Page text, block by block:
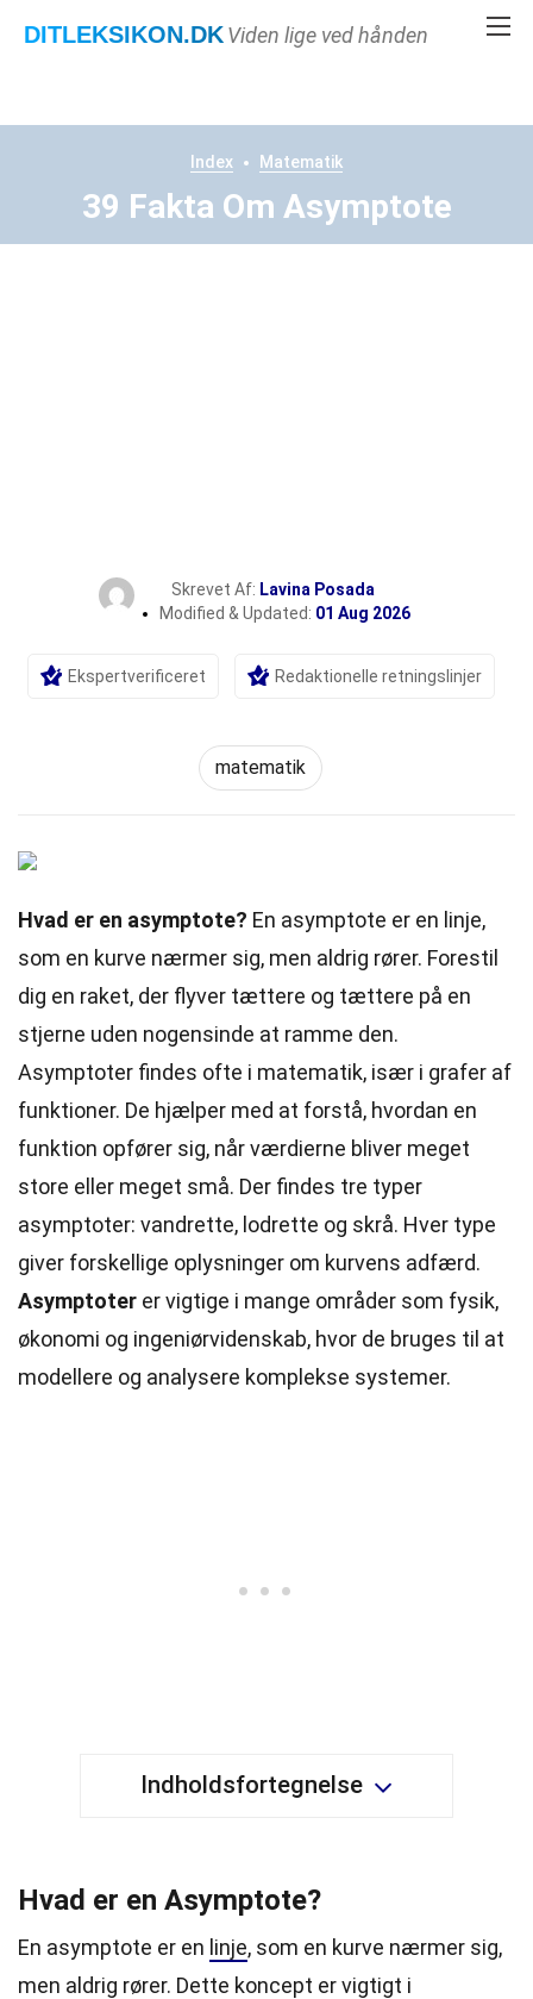
DITLEKSIKON.DKViden lige ved hånden
Index Matematik
39 Fakta Om Asymptote
Skrevet Af: Lavina Posada
Modified & Updated: 01 Aug 2026
Ekspertverificeret Redaktionelle retningslinjer
matematik
Hvad er en asymptote? En asymptote er en linje,
som en kurve nærmer sig, men aldrig rører. Forestil
dig en raket, der flyver tættere og tættere på en
stjerne uden nogensinde at ramme den.
Asymptoter findes ofte i matematik, især i grafer af
funktioner. De hjælper med at forstå, hvordan en
funktion opfører sig, når værdierne bliver meget
store eller meget små. Der findes tre typer
asymptoter: vandrette, lodrette og skrå. Hver type
giver forskellige oplysninger om kurvens adfærd.
Asymptoter er vigtige i mange områder som fysik,
økonomi og ingeniørvidenskab, hvor de bruges til at
modellere og analysere komplekse systemer.
Indholdsfortegnelse
Hvad er en Asymptote?
En asymptote er en linje, som en kurve nærmer sig,
men aldrig rører. Dette koncept er vigtigt i